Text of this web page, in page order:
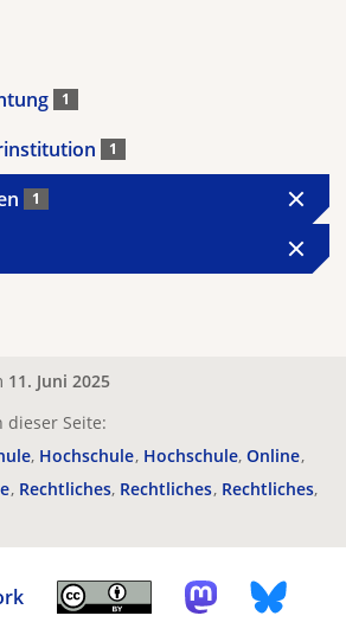
1
1
1
11. Juni 2025
dieser Seite:
Hochschule Hochschule Online
Rechtliches Rechtliches Rechtliches